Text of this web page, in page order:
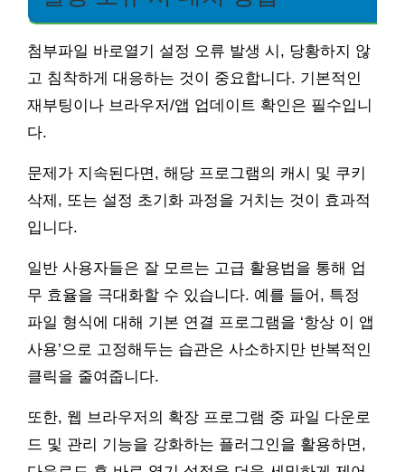
첨부파일 바로열기 설정 오류 발생 시, 당황하지 않
고 침착하게 대응하는 것이 중요합니다. 기본적인
재부팅이나 브라우저/앱 업데이트 확인은 필수입니
다.
문제가 지속된다면, 해당 프로그램의 캐시 및 쿠키
삭제, 또는 설정 초기화 과정을 거치는 것이 효과적
입니다.
일반 사용자들은 잘 모르는 고급 활용법을 통해 업
무 효율을 극대화할 수 있습니다. 예를 들어, 특정
파일 형식에 대해 기본 연결 프로그램을 ‘항상 이 앱
사용’으로 고정해두는 습관은 사소하지만 반복적인
클릭을 줄여줍니다.
또한, 웹 브라우저의 확장 프로그램 중 파일 다운로
드 및 관리 기능을 강화하는 플러그인을 활용하면,